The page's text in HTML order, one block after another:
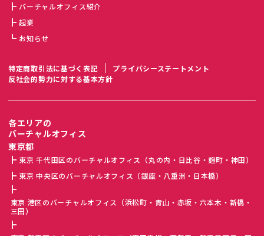
バーチャルオフィス紹介
起業
お知らせ
特定商取引法に基づく表記
プライバシーステートメント
反社会的勢力に対する基本方針
各エリアの
バーチャルオフィス
東京都
東京 千代田区のバーチャルオフィス（丸の内・日比谷・麹町・神田）
東京 中央区のバーチャルオフィス（銀座・八重洲・日本橋）
東京 港区のバーチャルオフィス（浜松町・青山・赤坂・六本木・新橋・
三田）